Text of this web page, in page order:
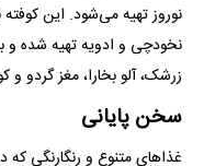
نوروز تهیه می‌شود. این کوفته
نخودچی و ادویه تهیه شده و
زرشک، آلو بخارا، مغز گردو و
سخن پایانی
غذا‌های متنوع و رنگارنگی